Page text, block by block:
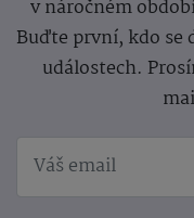
v náročném
Buďte první, kdo se
událostech.